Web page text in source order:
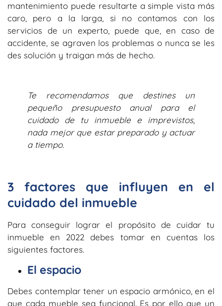
mantenimiento puede resultarte a simple vista más
caro, pero a la larga, si no contamos con los
servicios de un experto, puede que, en caso de
accidente, se agraven los problemas o nunca se les
des solución y traigan más de hecho.
Te recomendamos que destines un
pequeño presupuesto anual para el
cuidado de tu inmueble e imprevistos,
nada mejor que estar preparado y actuar
a tiempo.
3 factores que influyen en el
cuidado del inmueble
Para conseguir lograr el propósito de cuidar tu
inmueble en 2022 debes tomar en cuentas los
siguientes factores.
El espacio
Debes contemplar tener un espacio armónico, en el
que cada mueble sea funcional. Es por ello que un